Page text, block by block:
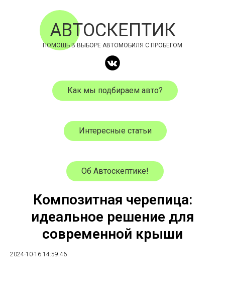
АВТОСКЕПТИК
ПОМОЩЬ В ВЫБОРЕ АВТОМОБИЛЯ С ПРОБЕГОМ
Как мы подбираем авто?
Интересные статьи
Об Автоскептике!
Композитная черепица:
идеальное решение для
современной крыши
2024-10-16 14:59:46